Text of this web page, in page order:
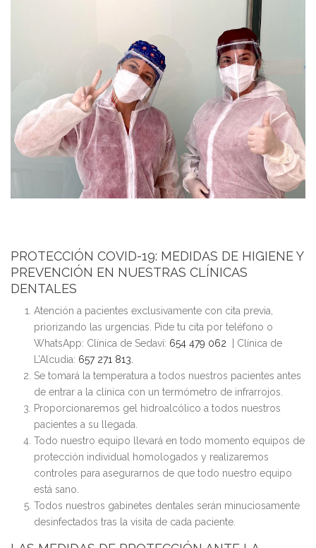
PROTECCIÓN COVID-19: MEDIDAS DE HIGIENE Y
PREVENCIÓN EN NUESTRAS CLÍNICAS
DENTALES
Atención a pacientes exclusivamente con cita previa,
priorizando las urgencias. Pide tu cita por teléfono o
WhatsApp: Clínica de Sedaví: 654 479 062 | Clínica de
L’Alcudia: 657 271 813.
Se tomará la temperatura a todos nuestros pacientes antes
de entrar a la clínica con un termómetro de infrarrojos.
Proporcionaremos gel hidroalcólico a todos nuestros
pacientes a su llegada.
Todo nuestro equipo llevará en todo momento equipos de
protección individual homologados y realizaremos
controles para asegurarnos de que todo nuestro equipo
está sano.
Todos nuestros gabinetes dentales serán minuciosamente
desinfectados tras la visita de cada paciente.